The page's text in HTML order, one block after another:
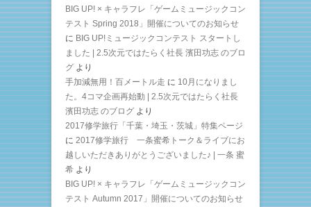
BIG UP! × キャラフレ「ゲームミュージックコン
テスト Spring 2018」開催についてのお知らせ
に BIG UP!ミュージックコンテスト スタートし
ました | 2.5次元ではたらく社長 濱田功志 のブロ
グ より
手加減無用！百メートル走 に 10月になりまし
た。4コマ企画再始動 | 2.5次元ではたらく社長
濱田功志 のブログ より
2017修学旅行「千葉・埼玉・茨城」特集ページ
に 2017修学旅行 一条蜜希トーク＆ライブにお
越しいただきありがとうございました♪ | 一条 蜜
希 より
BIG UP! × キャラフレ「ゲームミュージックコン
テスト Autumn 2017」開催についてのお知らせ